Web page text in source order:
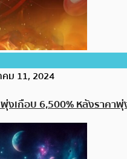
ม 11, 2024
งเกือบ 6,500% หลังราคา